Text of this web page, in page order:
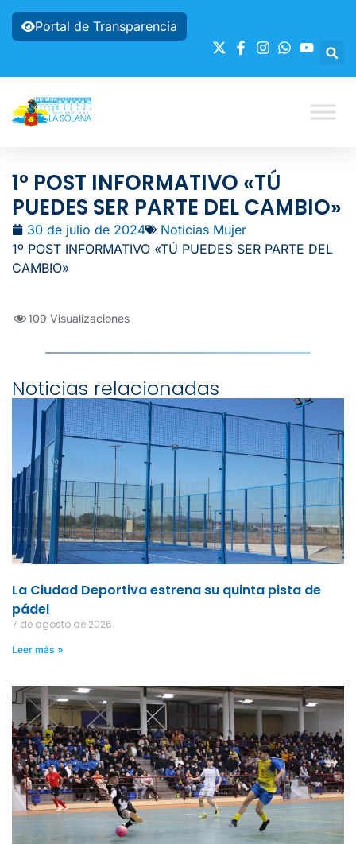
Portal de Transparencia
1º POST INFORMATIVO «TÚ
PUEDES SER PARTE DEL CAMBIO»
30 de julio de 2024
Noticias Mujer
1º POST INFORMATIVO «TÚ PUEDES SER PARTE DEL
CAMBIO»
109 Visualizaciones
Noticias relacionadas
La Ciudad Deportiva estrena su quinta pista de
pádel
7 de agosto de 2026
Leer más »